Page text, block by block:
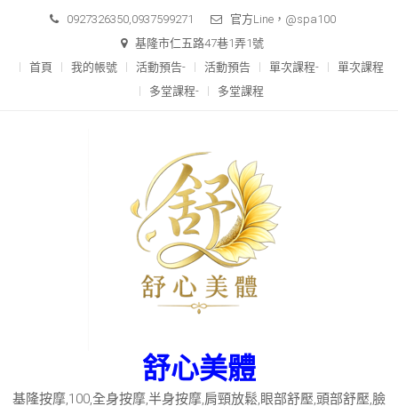
content
0927326350,0937599271
官方Line，@spa100
基隆市仁五路47巷1弄1號
首頁
我的帳號 活動預告- 活動預告 單次課程-
單次課程
多堂課程-
多堂課程
舒心美體
基隆按摩,100,全身按摩,半身按摩,肩頸放鬆,眼部舒壓,頭部舒壓,臉